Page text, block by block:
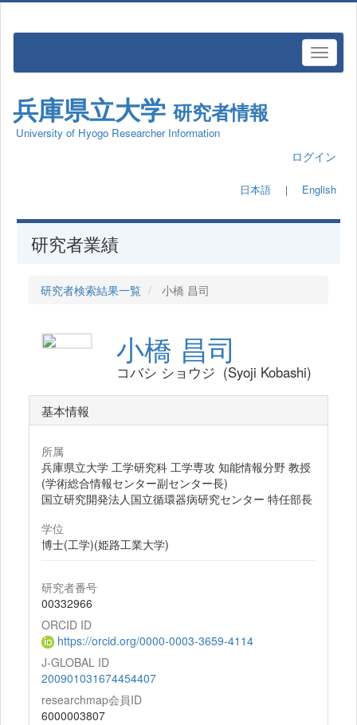
兵庫県立大学 研究者情報
University of Hyogo Researcher Information
ログイン
日本語 ｜ English
研究者業績
研究者検索結果一覧 小橋 昌司
小橋 昌司
コバシ ショウジ (Syoji Kobashi)
基本情報
所属
兵庫県立大学 工学研究科 工学専攻 知能情報分野 教授
(学術総合情報センター副センター長)
国立研究開発法人国立循環器病研究センター 特任部長
学位
博士(工学)(姫路工業大学)
研究者番号
00332966
ORCID ID
https://orcid.org/0000-0003-3659-4114
J-GLOBAL ID
200901031674454407
researchmap会員ID
6000003807